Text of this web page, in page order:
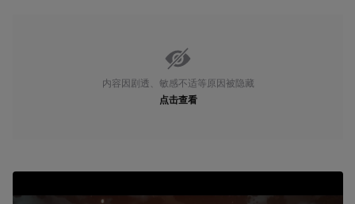
内容因剧透、敏感不适等原因被隐藏
点击查看